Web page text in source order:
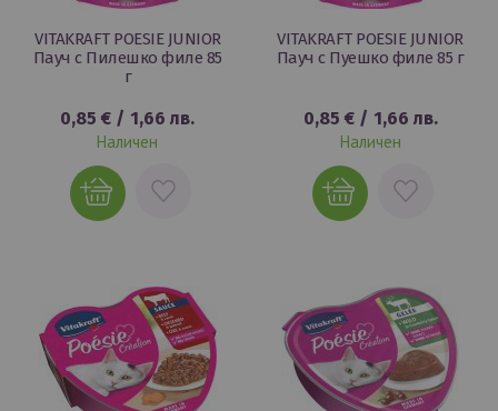
VITAKRAFT POESIE JUNIOR
Пауч с Пилешко филе 85
г
0,85 € / 1,66 лв.
Наличен
ДОБАВИ
VITAKRAFT POESIE JUNIOR
Пауч с Пуешко филе 85 г
0,85 €/ 1,66 лв.
Наличен
ДОБАВИ